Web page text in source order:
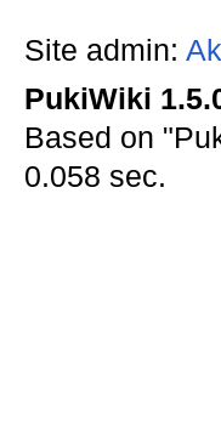
Site admin:
PukiWiki
Based on
0.058 sec.